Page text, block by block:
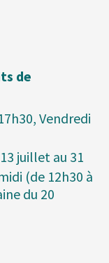
de
Vendredi
juillet au 31
(de 12h30 à
du 20